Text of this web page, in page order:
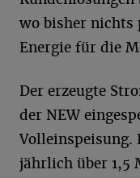
wo bisher nichts
Energie für die
Der erzeugte
der NEW
Volleinspeisung.
jährlich über 1,5